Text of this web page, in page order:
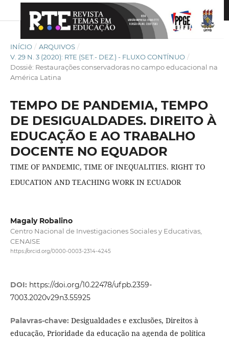
INÍCIO / ARQUIVOS /
V. 29 N. 3 (2020): RTE (SET.- DEZ.) - FLUXO CONTÍNUO /
Dossiê: Restaurações conservadoras no campo educacional na
América Latina
TEMPO DE PANDEMIA, TEMPO
DE DESIGUALDADES. DIREITO À
EDUCAÇÃO E AO TRABALHO
DOCENTE NO EQUADOR
TIME OF PANDEMIC, TIME OF INEQUALITIES. RIGHT TO
EDUCATION AND TEACHING WORK IN ECUADOR
Magaly Robalino
Centro Nacional de Investigaciones Sociales y Educativas,
CENAISE
https://orcid.org/0000-0003-2314-4245
DOI: https://doi.org/10.22478/ufpb.2359-
7003.2020v29n3.55925
Palavras-chave: Desigualdades e exclusões, Direitos à
educação, Prioridade da educação na agenda de política